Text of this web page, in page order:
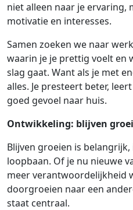
niet alleen naar je ervaring,
motivatie en interesses.
Samen zoeken we naar
waarin je je prettig voelt en
slag gaat. Want als je met
alles. Je presteert beter,
goed gevoel naar huis.
Ontwikkeling: blijven
Blijven groeien is belangrijk,
loopbaan. Of je nu nieuwe
meer verantwoordelijkheid
doorgroeien naar een
staat centraal.